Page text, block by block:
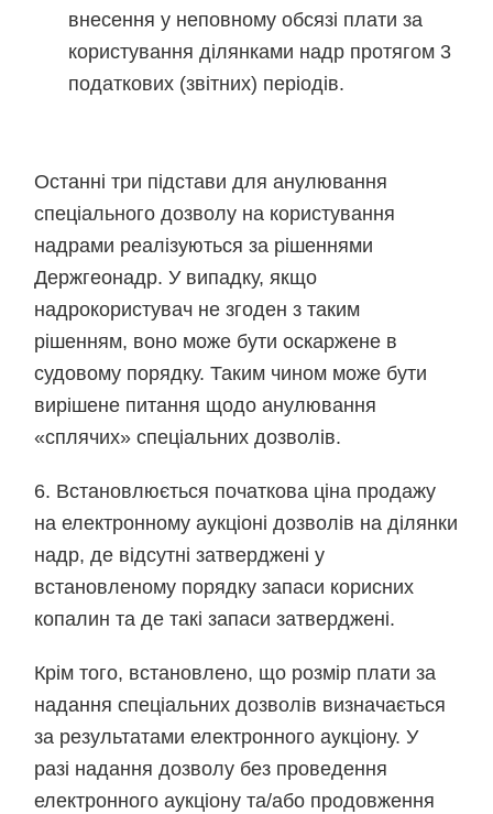
внесення у неповному обсязі плати за
користування ділянками надр протягом 3
податкових (звітних) періодів.
Останні три підстави для анулювання
спеціального дозволу на користування
надрами реалізуються за рішеннями
Держгеонадр. У випадку, якщо
надрокористувач не згоден з таким
рішенням, воно може бути оскаржене в
судовому порядку. Таким чином може бути
вирішене питання щодо анулювання
«сплячих» спеціальних дозволів.
6. Встановлюється початкова ціна продажу
на електронному аукціоні дозволів на ділянки
надр, де відсутні затверджені у
встановленому порядку запаси корисних
копалин та де такі запаси затверджені.
Крім того, встановлено, що розмір плати за
надання спеціальних дозволів визначається
за результатами електронного аукціону. У
разі надання дозволу без проведення
електронного аукціону та/або продовження